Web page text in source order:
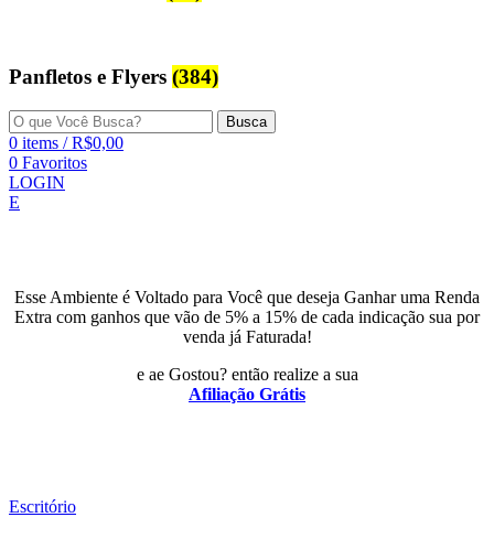
Panfletos e Flyers (384)
Busca
0 items / R$0,00
0 Favoritos
LOGIN
E
Esse Ambiente é Voltado para Você que deseja Ganhar uma Renda
Extra com ganhos que vão de 5% a 15% de cada indicação sua por
venda já Faturada!
e ae Gostou? então realize a sua
Afiliação Grátis
Escritório